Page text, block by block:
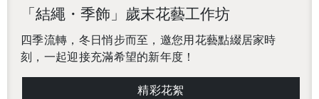
「結繩・季飾」歲末花藝工作坊
四季流轉，冬日悄步而至，邀您用花藝點綴居家時
刻，一起迎接充滿希望的新年度！
精彩花絮